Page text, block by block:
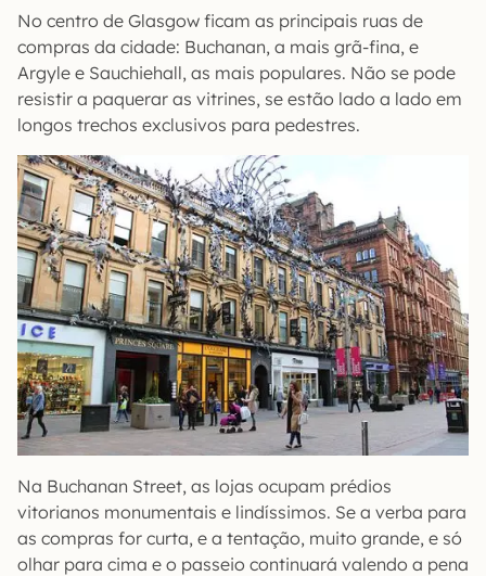
No centro de Glasgow ficam as principais ruas de
compras da cidade: Buchanan, a mais grã-fina, e
Argyle e Sauchiehall, as mais populares. Não se pode
resistir a paquerar as vitrines, se estão lado a lado em
longos trechos exclusivos para pedestres.
Na Buchanan Street, as lojas ocupam prédios
vitorianos monumentais e lindíssimos. Se a verba para
as compras for curta, e a tentação, muito grande, e só
olhar para cima e o passeio continuará valendo a pena